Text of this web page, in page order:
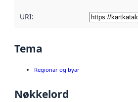
URI:
Tema
Regionar og byar
Nøkkelord